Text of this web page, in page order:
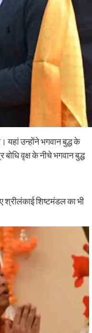
यहां उन्होंने भगवान बुद्ध के
वृक्ष के नीचे भगवान बुद्ध
श्रीलंकाई शिष्टमंडल का भी
धान की रोपनी पूरी, अच्छी
इस बार रिकॉर्ड उत्पादन की
2026
11,516 हेक्टेयर में हुई रोपनी, कृषि
रोपनी पूरी करने और खेतों में पर्याप्त